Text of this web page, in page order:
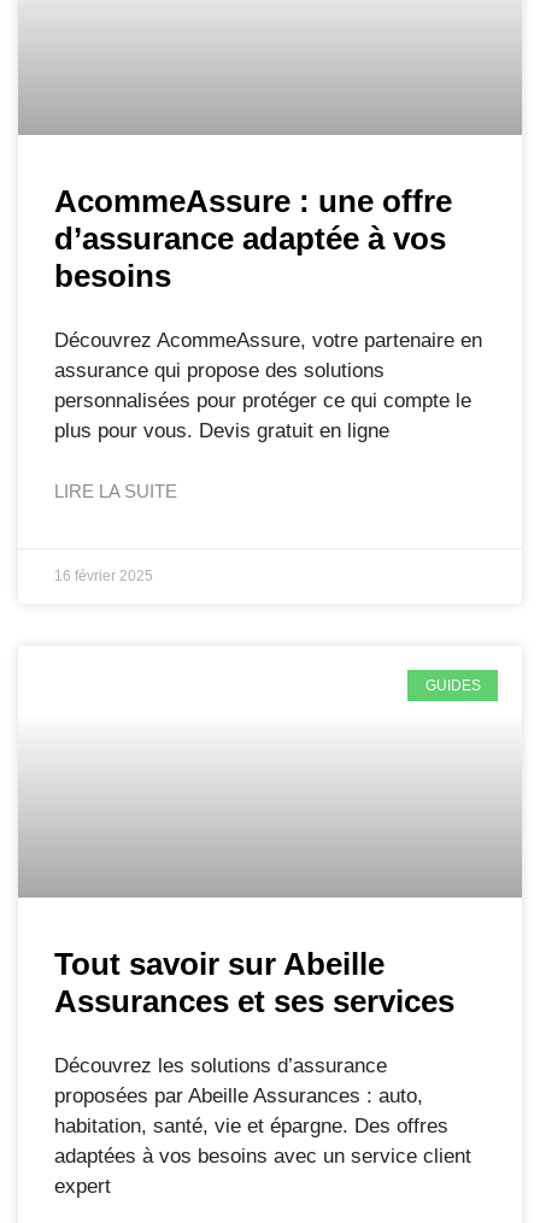
AcommeAssure : une offre
d’assurance adaptée à vos
besoins
Découvrez AcommeAssure, votre partenaire en
assurance qui propose des solutions
personnalisées pour protéger ce qui compte le
plus pour vous. Devis gratuit en ligne
LIRE LA SUITE
16 février 2025
GUIDES
Tout savoir sur Abeille
Assurances et ses services
Découvrez les solutions d’assurance
proposées par Abeille Assurances : auto,
habitation, santé, vie et épargne. Des offres
adaptées à vos besoins avec un service client
expert